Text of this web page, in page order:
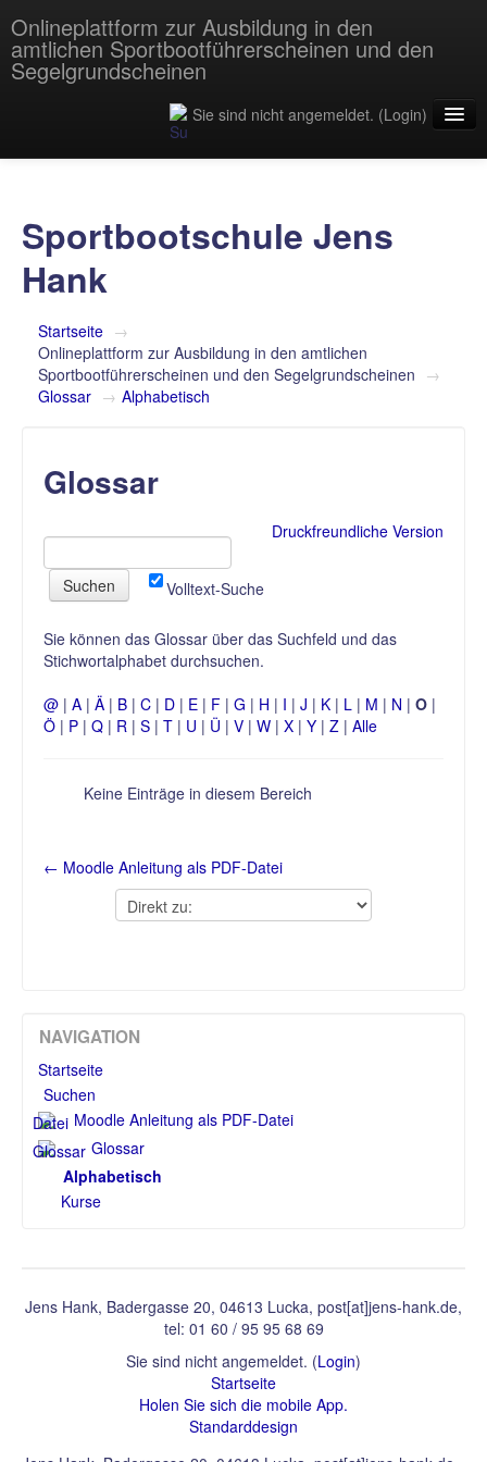
Onlineplattform zur Ausbildung in den
amtlichen Sportbootführerscheinen und den
Segelgrundscheinen
Sie sind nicht angemeldet. (Login)
SBF-See
Funk
SKS
Sicherheit
Grundscheine des VDS
Wasserwacht
Sportbootschule Jens
Hank
Startseite →
Onlineplattform zur Ausbildung in den amtlichen
Sportbootführerscheinen und den Segelgrundscheinen →
Glossar → Alphabetisch
Glossar
Druckfreundliche Version
Volltext-Suche
Sie können das Glossar über das Suchfeld und das
Stichwortalphabet durchsuchen.
@ | A | Ä | B | C | D | E | F | G | H | I | J | K | L | M | N | O |
Ö | P | Q | R | S | T | U | Ü | V | W | X | Y | Z | Alle
Keine Einträge in diesem Bereich
← Moodle Anleitung als PDF-Datei
Direkt
zu:
NAVIGATION
Startseite
Suchen
Moodle Anleitung als PDF-Datei
Glossar
Alphabetisch
Kurse
Jens Hank, Badergasse 20, 04613 Lucka, post[at]jens-hank.de,
tel: 01 60 / 95 95 68 69
Sie sind nicht angemeldet. (Login)
Startseite
Holen Sie sich die mobile App.
Standarddesign